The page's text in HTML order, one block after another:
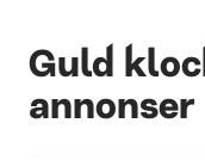
Guld
annonser